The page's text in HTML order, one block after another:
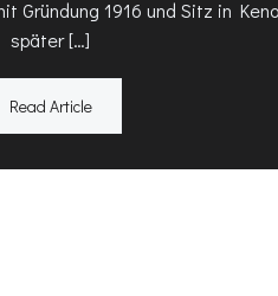
Gründung 1916 und Sitz in
später […]
Read Article